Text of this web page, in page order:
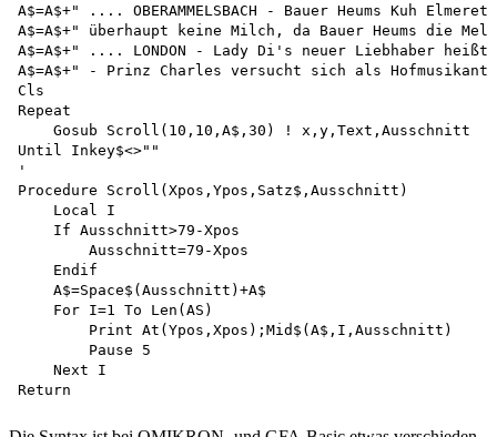
A$=A$+" .... OBERAMMELSBACH - Bauer Heums Kuh
A$=A$+" überhaupt keine Milch, da Bauer Heums die
A$=A$+" .... LONDON - Lady Di's neuer Liebhaber
A$=A$+" - Prinz Charles versucht sich als
Cls
Repeat
    Gosub Scroll(10,10,A$,30) ! x,y,Text,Ausschnitt
Until Inkey$<>""
'
Procedure Scroll(Xpos,Ypos,Satz$,Ausschnitt)
    Local I
    If Ausschnitt>79-Xpos
        Ausschnitt=79-Xpos
    Endif
    A$=Space$(Ausschnitt)+A$
    For I=1 To Len(AS)
        Print At(Ypos,Xpos);Mid$(A$,I,Ausschnitt)
        Pause 5
    Next I